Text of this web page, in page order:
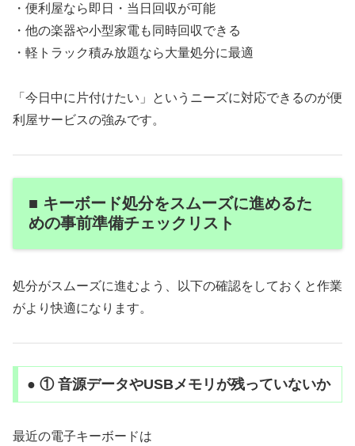
・便利屋なら即日・当日回収が可能
・他の楽器や小型家電も同時回収できる
・軽トラック積み放題なら大量処分に最適
「今日中に片付けたい」というニーズに対応できるのが便
利屋サービスの強みです。
■ キーボード処分をスムーズに進めるた
めの事前準備チェックリスト
処分がスムーズに進むよう、以下の確認をしておくと作業
がより快適になります。
● ① 音源データやUSBメモリが残っていないか
最近の電子キーボードは